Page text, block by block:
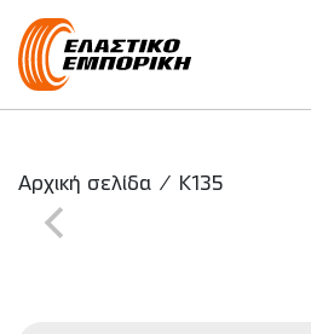
Κύρια
Αρχική σελίδα / K135